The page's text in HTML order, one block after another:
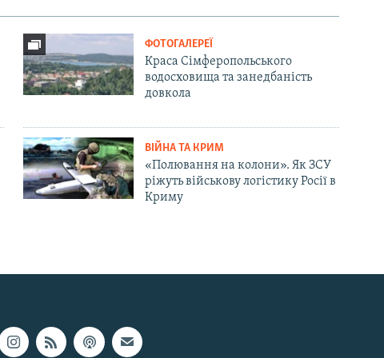
ФОТОГАЛЕРЕЇ
Краса Сімферопольського
водосховища та занедбаність
довкола
ВІЙНА ТА КРИМ
«Полювання на колони». Як ЗСУ
ріжуть військову логістику Росії в
Криму